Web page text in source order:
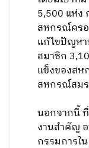
5,500 แห่ง
สหกรณ์ครอ
แก้ไขปัญหา
สมาชิก
แข็งของส
สหกรณ์สม
นอกจากนี้
งานสำคัญ
กรรมการใ